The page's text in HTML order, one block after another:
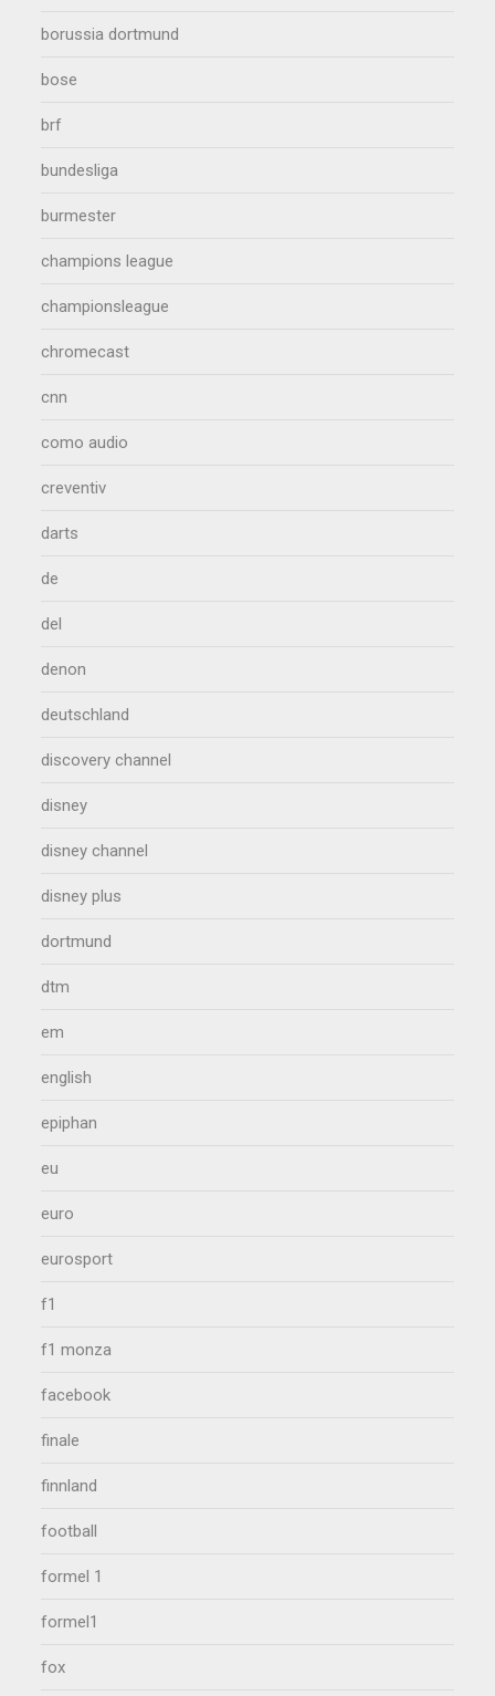
borussia dortmund
bose
brf
bundesliga
burmester
champions league
championsleague
chromecast
cnn
como audio
creventiv
darts
de
del
denon
deutschland
discovery channel
disney
disney channel
disney plus
dortmund
dtm
em
english
epiphan
eu
euro
eurosport
f1
f1 monza
facebook
finale
finnland
football
formel 1
formel1
fox